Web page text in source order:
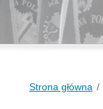
Strona główna